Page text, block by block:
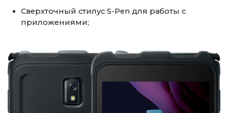
Сверхточный стилус S-Pen для работы с
приложениями;